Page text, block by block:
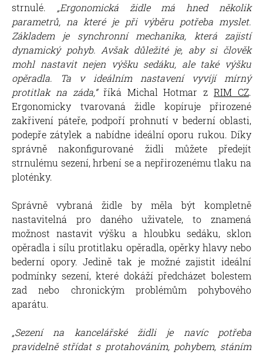
strnulé. „Ergonomická židle má hned několik
parametrů, na které je při výběru potřeba myslet.
Základem je synchronní mechanika, která zajistí
dynamický pohyb. Avšak důležité je, aby si člověk
mohl nastavit nejen výšku sedáku, ale také výšku
opěradla. Ta v ideálním nastavení vyvíjí mírný
protitlak na záda,“ říká Michal Hotmar zRIM CZ.
Ergonomicky tvarovaná židle kopíruje přirozené
zakřivení páteře, podpoří prohnutí v bederní oblasti,
podepře zátylek a nabídne ideální oporu rukou. Díky
správně nakonfigurované židli můžete předejít
strnulému sezení, hrbení se a nepřirozenému tlaku na
ploténky.
Správně vybraná židle by měla být kompletně
nastavitelná pro daného uživatele, to znamená
možnost nastavit výšku a hloubku sedáku, sklon
opěradla i sílu protitlaku opěradla, opěrky hlavy nebo
bederní opory. Jedině tak je možné zajistit ideální
podmínky sezení, které dokáží předcházet bolestem
zad nebo chronickým problémům pohybového
aparátu.
„Sezení na kancelářské židli je navíc potřeba
pravidelně střídat s protahováním, pohybem, stáním